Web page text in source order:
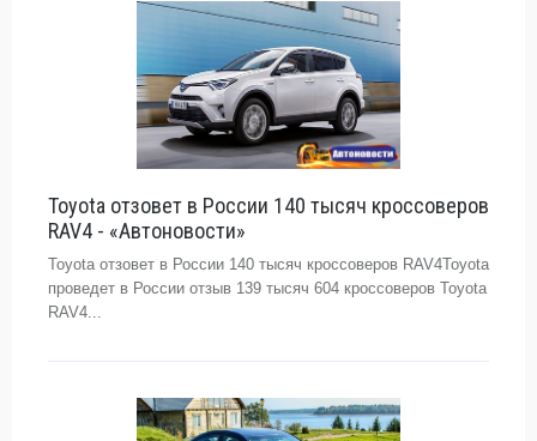
Toyota отзовет в России 140 тысяч кроссоверов
RAV4 - «Автоновости»
Toyota отзовет в России 140 тысяч кроссоверов RAV4Toyota
проведет в России отзыв 139 тысяч 604 кроссоверов Toyota
RAV4...